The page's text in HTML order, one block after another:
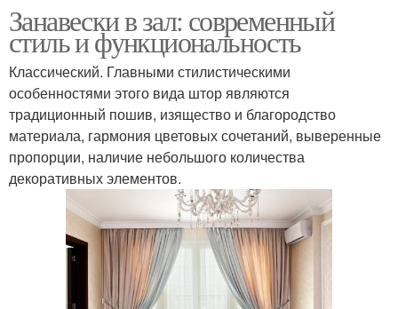
Занавески в зал: современный
стиль и функциональность
Классический. Главными стилистическими
особенностями этого вида штор являются
традиционный пошив, изящество и благородство
материала, гармония цветовых сочетаний, выверенные
пропорции, наличие небольшого количества
декоративных элементов.